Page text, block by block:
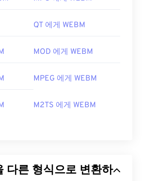
QT 에게 WEBM
MOD 에게 WEBM
MPEG 에게 WEBM
M2TS 에게 WEBM
다른 형식으로 변환하